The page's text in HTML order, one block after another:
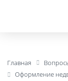
Главная
Оформление